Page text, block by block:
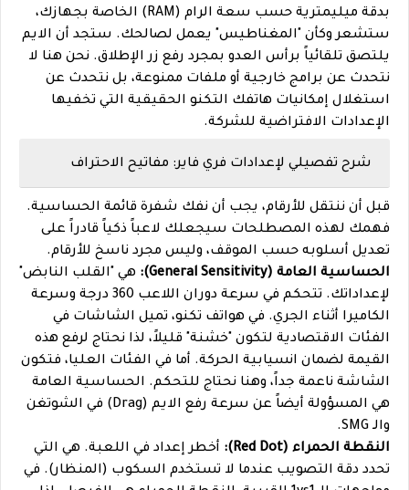
بدقة ميليمترية حسب سعة الرام (RAM) الخاصة بجهازك،
ستشعر وكأن "المغناطيس" يعمل لصالحك. ستجد أن الايم
يلتصق تلقائياً برأس العدو بمجرد رفع زر الإطلاق. نحن هنا لا
نتحدث عن برامج خارجية أو ملفات ممنوعة، بل نتحدث عن
استغلال إمكانيات هاتفك التكنو الحقيقية التي تخفيها
الإعدادات الافتراضية للشركة.
شرح تفصيلي لإعدادات فري فاير: مفاتيح الاحتراف
قبل أن ننتقل للأرقام، يجب أن نفك شفرة قائمة الحساسية.
فهمك لهذه المصطلحات سيجعلك لاعباً ذكياً قادراً على
تعديل أسلوبه حسب الموقف، وليس مجرد ناسخ للأرقام.
الحساسية العامة (General Sensitivity):
هي "القلب النابض"
لإعداداتك. تتحكم في سرعة دوران اللاعب 360 درجة وسرعة
الكاميرا أثناء الجري. في هواتف تكنو، تميل الشاشات في
الفئات الاقتصادية لتكون "خشنة" قليلاً، لذا نحتاج لرفع هذه
القيمة لضمان انسيابية الحركة. أما في الفئات العليا، فتكون
الشاشة ناعمة جداً، وهنا نحتاج للتحكم. الحساسية العامة
هي المسؤولة أيضاً عن سرعة رفع الايم (Drag) في الشوتغن
والـ SMG.
النقطة الحمراء (Red Dot):
أخطر إعداد في اللعبة. هي التي
تحدد دقة التصويب عندما لا تستخدم السكوب (المنظار). في